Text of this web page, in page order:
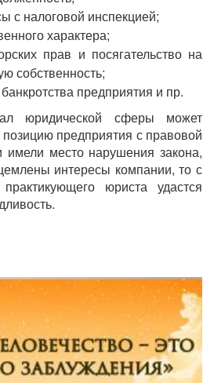
с налоговой инспекцией;
характера;
прав и посягательство на
собственность;
предприятия и пр.
юридической сферы может
предприятия с правовой
имели место нарушения закона,
интересы компании, то с
юриста удастся